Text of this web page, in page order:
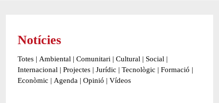
Notícies
Totes | Ambiental | Comunitari | Cultural | Social |
Internacional | Projectes | Jurídic | Tecnològic | Formació |
Econòmic | Agenda | Opinió | Vídeos